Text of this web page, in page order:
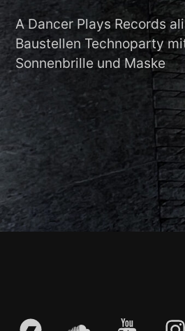
A Dancer Plays Records
Baustellen Technoparty
Sonnenbrille und Maske
bandcampsoundcloudyoutube